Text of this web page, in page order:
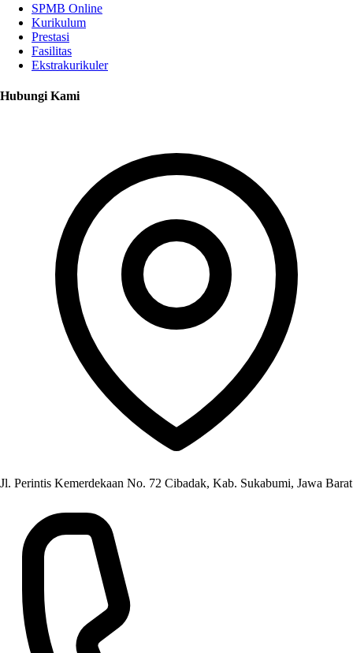
SPMB Online
Kurikulum
Prestasi
Fasilitas
Ekstrakurikuler
Hubungi Kami
Jl. Perintis Kemerdekaan No. 72 Cibadak, Kab. Sukabumi, Jawa Barat